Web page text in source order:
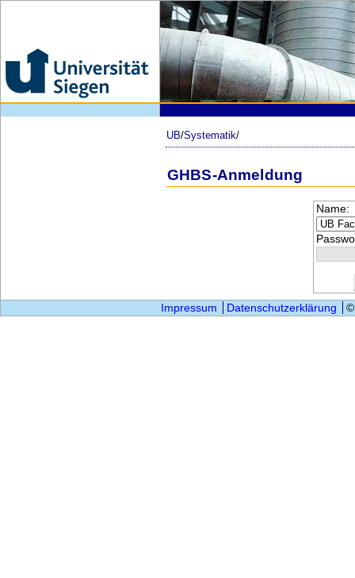
UB/Systematik/
GHBS-Anmeldung
Name:
Impressum Datenschutzerklärung ©